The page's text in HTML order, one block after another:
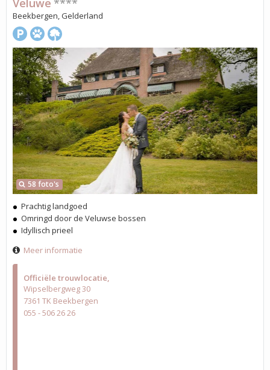
Officiële trouwlocatie
Wipselbergweg 30
7361 TK Beekbergen
055 - 506 26 26
58 foto's
Beekbergen, Gelderland
Prachtig landgoed
Omringd door de Veluwse bossen
Idyllisch prieel
Meer informatie